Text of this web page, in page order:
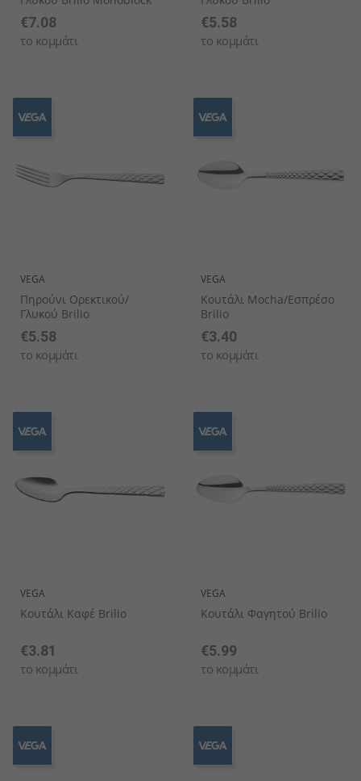
€7.08
το κομμάτι
€5.58
το κομμάτι
VEGA
Πηρούνι Ορεκτικού/
Γλυκού Brilio
€5.58
το κομμάτι
VEGA
Κουτάλι Mocha/Εσπρέσο
Brilio
€3.40
το κομμάτι
VEGA
Κουτάλι Καφέ Brilio
€3.81
το κομμάτι
VEGA
Κουτάλι Φαγητού Brilio
€5.99
το κομμάτι